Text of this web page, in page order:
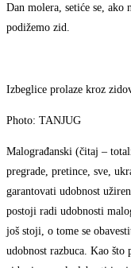
Dan molera, setiće se,
podižemo zid.
Izbeglice prolaze kroz
Photo: TANJUG
Malograđanski (čitaj –
pregrade, pretince, sve,
garantovati udobnost
postoji radi udobnosti
još stoji, o tome se
udobnost razbuca. Kao